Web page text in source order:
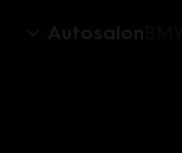
Autosalon